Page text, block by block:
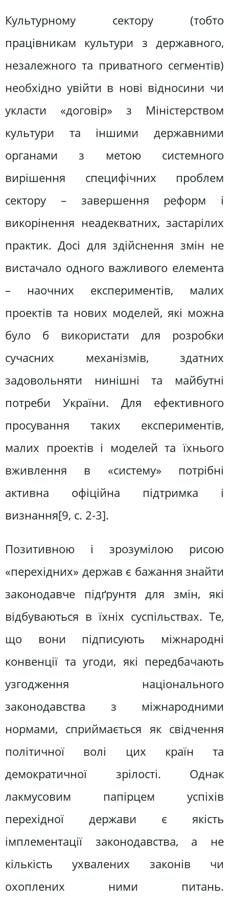
Культурному сектору (тобто
працівникам культури з державного,
незалежного та приватного сегментів)
необхідно увійти в нові відносини чи
укласти «договір» з Міністерством
культури та іншими державними
органами з метою системного
вирішення специфічних проблем
сектору – завершення реформ і
викорінення неадекватних, застарілих
практик. Досі для здійснення змін не
вистачало одного важливого елемента
– наочних експериментів, малих
проектів та нових моделей, які можна
було б використати для розробки
сучасних механізмів, здатних
задовольняти нинішні та майбутні
потреби України. Для ефективного
просування таких експериментів,
малих проектів і моделей та їхнього
вживлення в «систему» потрібні
активна офіційна підтримка і
визнання[9, c. 2-3].
Позитивною і зрозумілою рисою
«перехідних» держав є бажання знайти
законодавче підґрунтя для змін, які
відбуваються в їхніх суспільствах. Те,
що вони підписують міжнародні
конвенції та угоди, які передбачають
узгодження національного
законодавства з міжнародними
нормами, сприймається як свідчення
політичної волі цих країн та
демократичної зрілості. Однак
лакмусовим папірцем успіхів
перехідної держави є якість
імплементації законодавства, а не
кількість ухвалених законів чи
охоплених ними питань.